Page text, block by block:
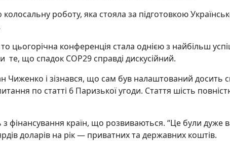
роботу, яка стояла за підготовкою
цьогорічна конференція стала однією з найбільш
що спадок СОР29 справді дискусійний.
Чиженко і зізнався, що сам був налаштований досить
по статті 6 Паризької угоди. Стаття шість
фінансування країн, що розвиваються. “Це були дуже
доларів на рік — приватних та державних коштів.